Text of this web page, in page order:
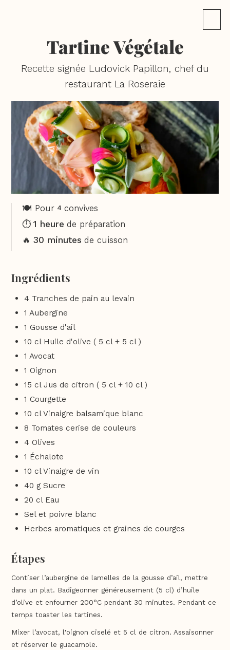
Tartine Végétale
Recette signée Ludovick Papillon, chef du
restaurant La Roseraie
🍽️ Pour 4 convives
⏱️ 1 heure de préparation
🔥 30 minutes de cuisson
Ingrédients
4 Tranches de pain au levain
1 Aubergine
1 Gousse d'ail
10 cl Huile d'olive ( 5 cl + 5 cl )
1 Avocat
1 Oignon
15 cl Jus de citron ( 5 cl + 10 cl )
1 Courgette
10 cl Vinaigre balsamique blanc
8 Tomates cerise de couleurs
4 Olives
1 Échalote
10 cl Vinaigre de vin
40 g Sucre
20 cl Eau
Sel et poivre blanc
Herbes aromatiques et graines de courges
Étapes
Contiser l’aubergine de lamelles de la gousse d’ail, mettre
dans un plat. Badigeonner généreusement (5 cl) d’huile
d’olive et enfourner 200°C pendant 30 minutes. Pendant ce
temps toaster les tartines.
Mixer l’avocat, l'oignon ciselé et 5 cl de citron. Assaisonner
et réserver le guacamole.